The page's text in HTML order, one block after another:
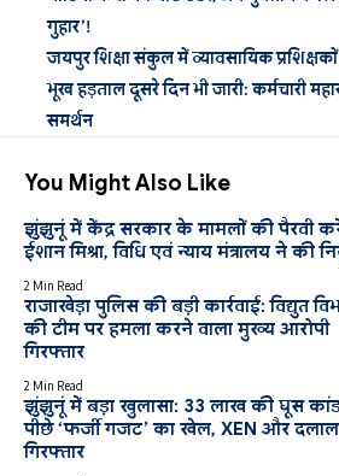
गुहार’!
जयपुर शिक्षा संकुल में व्यावसायिक
भूख हड़ताल दूसरे दिन भी जारी: कर्मचारी
समर्थन
You Might Also Like
झुंझुनूं में केंद्र सरकार के मामलों की पैरवी
ईशान मिश्रा, विधि एवं न्याय मंत्रालय ने की
2 Min Read
राजाखेड़ा पुलिस की बड़ी कार्रवाई: विद्युत
की टीम पर हमला करने वाला मुख्य आरोपी
गिरफ्तार
2 Min Read
झुंझुनूं में बड़ा खुलासा: 33 लाख की घूस
पीछे ‘फर्जी गजट’ का खेल, XEN और दलाल
गिरफ्तार